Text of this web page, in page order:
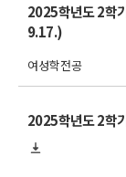
2025학년도 2학
9.17.)
여성학전공
2025학년도 2학